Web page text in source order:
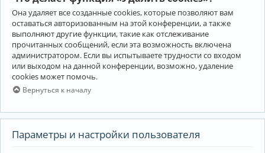
Она удаляет все созданные cookies, которые позволяют вам
оставаться авторизованным на этой конференции, а также
выполняют другие функции, такие как отслеживание
прочитанных сообщений, если эта возможность включена
администратором. Если вы испытываете трудности со входом
или выходом на данной конференции, возможно, удаление
cookies может помочь.
Вернуться к началу
Параметры и настройки пользователя